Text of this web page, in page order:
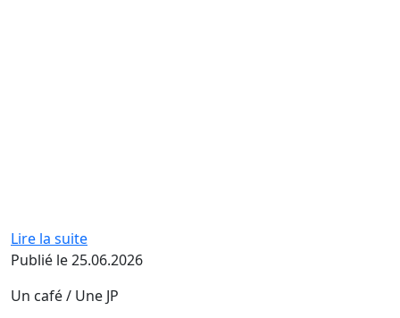
Lire la suite
Publié le 25.06.2026
Un café / Une JP